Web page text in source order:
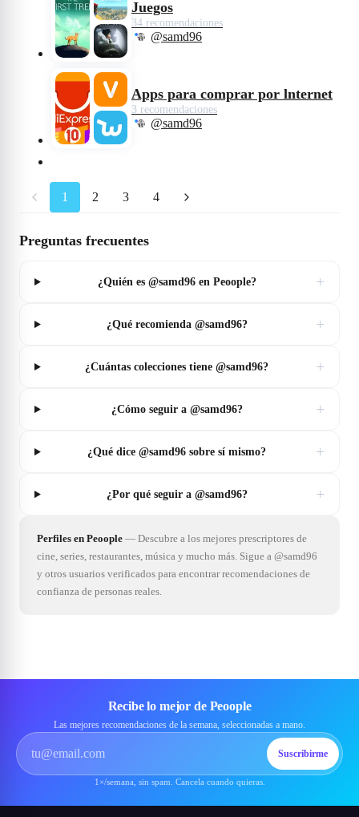
Juegos
34 recomendaciones
@samd96
Apps para comprar por lnternet
3 recomendaciones
@samd96
1 2 3 4
Preguntas frecuentes
¿Quién es @samd96 en Peoople? +
¿Qué recomienda @samd96? +
¿Cuántas colecciones tiene @samd96? +
¿Cómo seguir a @samd96? +
¿Qué dice @samd96 sobre sí mismo? +
¿Por qué seguir a @samd96? +
Perfiles en Peoople — Descubre a los mejores prescriptores de
cine, series, restaurantes, música y mucho más. Sigue a @samd96
y otros usuarios verificados para encontrar recomendaciones de
confianza de personas reales.
Recibe lo mejor de Peoople
Las mejores recomendaciones de la semana, seleccionadas a mano.
Suscribirme
1×/semana, sin spam. Cancela cuando quieras.